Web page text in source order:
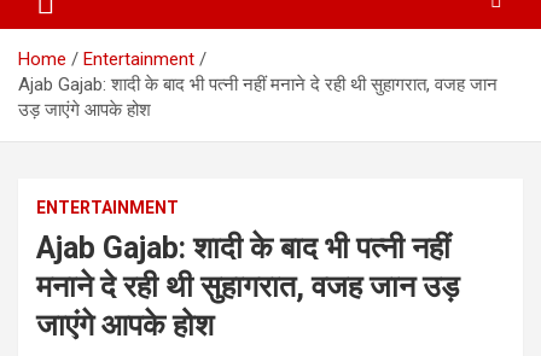
Home
Entertainment
Ajab Gajab: शादी के बाद भी पत्‍नी नहीं मनाने दे रही थी सुहागरात, वजह जान
उड़ जाएंगे आपके होश
ENTERTAINMENT
Ajab Gajab: शादी के बाद भी पत्‍नी नहीं
मनाने दे रही थी सुहागरात, वजह जान उड़
जाएंगे आपके होश